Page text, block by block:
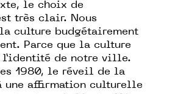
le choix de
très clair. Nous
culture budgétairement
Parce que la culture
de notre ville.
1980, le réveil de la
affirmation culturelle